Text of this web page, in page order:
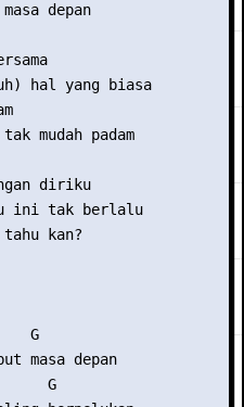
depan
hal yang biasa
mudah padam
diriku
ini tak berlalu
kan?
G
masa depan
G